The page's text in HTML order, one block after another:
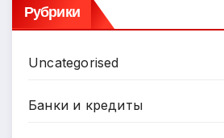
Рубрики
Uncategorised
Банки и кредиты